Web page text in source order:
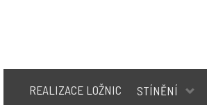
REALIZACE LOŽNIC STÍNĚNÍ